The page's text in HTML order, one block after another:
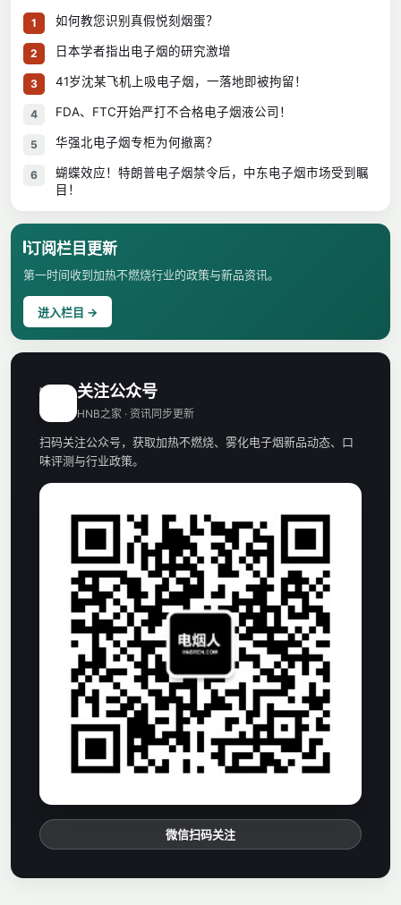
1 如何教您识别真假悦刻烟蛋？
2 日本学者指出电子烟的研究激增
3 41岁沈某飞机上吸电子烟，一落地即被拘留！
4 FDA、FTC开始严打不合格电子烟液公司！
5 华强北电子烟专柜为何撤离？
6
蝴蝶效应！特朗普电子烟禁令后，中东电子烟市场受到瞩
目！
订阅栏目更新
第一时间收到加热不燃烧行业的政策与新品资讯。
进入栏目 →
H 关注公众号
HNB之家 · 资讯同步更新
扫码关注公众号，获取加热不燃烧、雾化电子烟新品动态、口
味评测与行业政策。
微信扫码关注